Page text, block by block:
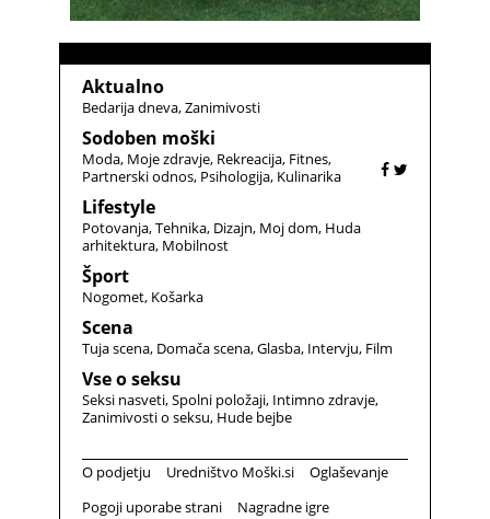
Aktualno
Bedarija dneva Zanimivosti
Sodoben moški
Moda Moje zdravje Rekreacija Fitnes
Partnerski odnos Psihologija Kulinarika
Lifestyle
Potovanja Tehnika Dizajn Moj dom Huda
arhitektura Mobilnost
Šport
Nogomet Košarka
Scena
Tuja scena Domača scena Glasba Intervju Film
Vse o seksu
Seksi nasveti Spolni položaji Intimno zdravje
Zanimivosti o seksu Hude bejbe
O podjetju Uredništvo Moški.si
Oglaševanje
Pogoji uporabe strani
Nagradne igre